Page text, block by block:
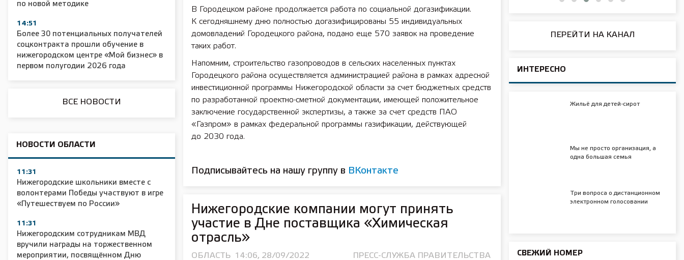
по новой методике
14:51
Более 30 потенциальных получателей
соцконтракта прошли обучение в
нижегородском центре «Мой бизнес» в
первом полугодии 2026 года
ВСЕ НОВОСТИ
НОВОСТИ ОБЛАСТИ
11:31
Нижегородские школьники вместе с
волонтерами Победы участвуют в игре
«Путешествуем по России»
11:31
Нижегородским сотрудникам МВД
вручили награды на торжественном
мероприятии, посвящённом Дню
В Городецком районе продолжается работа по социальной догазификации.
К сегодняшнему дню полностью догазифицированы 55 индивидуальных
домовладений Городецкого района, подано еще 570 заявок на проведение
таких работ.
Напомним, строительство газопроводов в сельских населенных пунктах
Городецкого района осуществляется администрацией района в рамках адресной
инвестиционной программы Нижегородской области за счет бюджетных средств
по разработанной проектно-сметной документации, имеющей положительное
заключение государственной экспертизы, а также за счет средств ПАО
«Газпром» в рамках федеральной программы газификации, действующей
до 2030 года.
Подписывайтесь на нашу группу в ВКонтакте
Нижегородские компании могут принять
участие в Дне поставщика «Химическая
отрасль»
ОБЛАСТЬ 14:06, 28/09/2022 ПРЕСС-СЛУЖБА ПРАВИТЕЛЬСТВА
ПЕРЕЙТИ НА КАНАЛ
ИНТЕРЕСНО
Жильё для детей-сирот
Мы не просто организация, а
одна большая семья
Три вопроса о дистанционном
электронном голосовании
СВЕЖИЙ НОМЕР